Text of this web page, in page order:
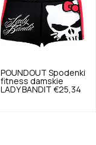
POUNDOUT Spodenki
fitness damskie
LADY BANDIT €25,34